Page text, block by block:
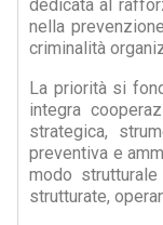
dedicata al
nella
criminalità
La priorità si
integra
strategica,
preventiva e
modo
strutturate,